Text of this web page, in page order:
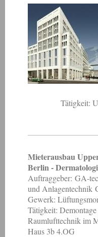
Tätigkeit:
Mieterausbau
Berlin -
Auftraggeber: GA-
und Anlagentechnik
Gewerk:
Tätigkeit:
Raumlufttechnik im
Haus 3b 4.OG